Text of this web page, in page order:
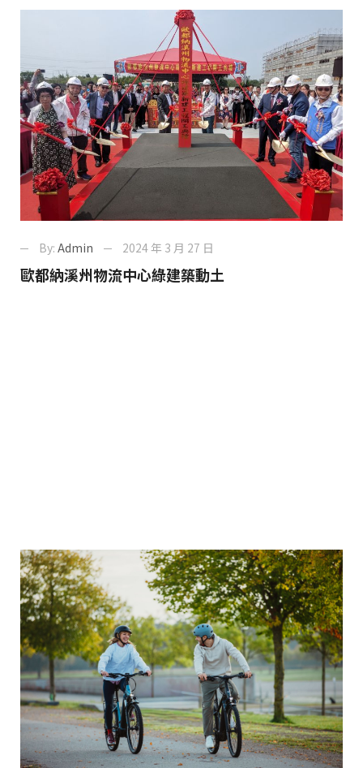
By: Admin 2024 年 3 月 27 日
歐都納溪州物流中心綠建築動土